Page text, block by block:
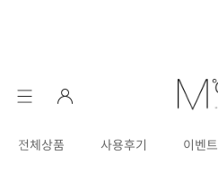
전체상품 사용후기 이벤트